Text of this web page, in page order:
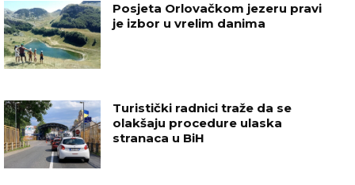
Posjeta Orlovačkom jezeru pravi
je izbor u vrelim danima
Turistički radnici traže da se
olakšaju procedure ulaska
stranaca u BiH